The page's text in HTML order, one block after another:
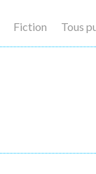
Fiction Tous